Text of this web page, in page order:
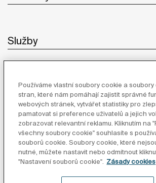
Služby
O Společnosti
Inspirace
Sledujte nás
Používáme vlastní soubory cookie a
stran, které nám pomáhají zajistit správné
webových stránek, vytvářet statistiky pro
pamatovat si preference uživatelů a jejich
zobrazovat relevantní reklamu. Kliknutím na
všechny soubory cookie" souhlasíte s
souborů cookie. Soubory cookie, které
nutné, můžete nastavit nebo odmítnout
"Nastavení souborů cookie". Zásady cookies